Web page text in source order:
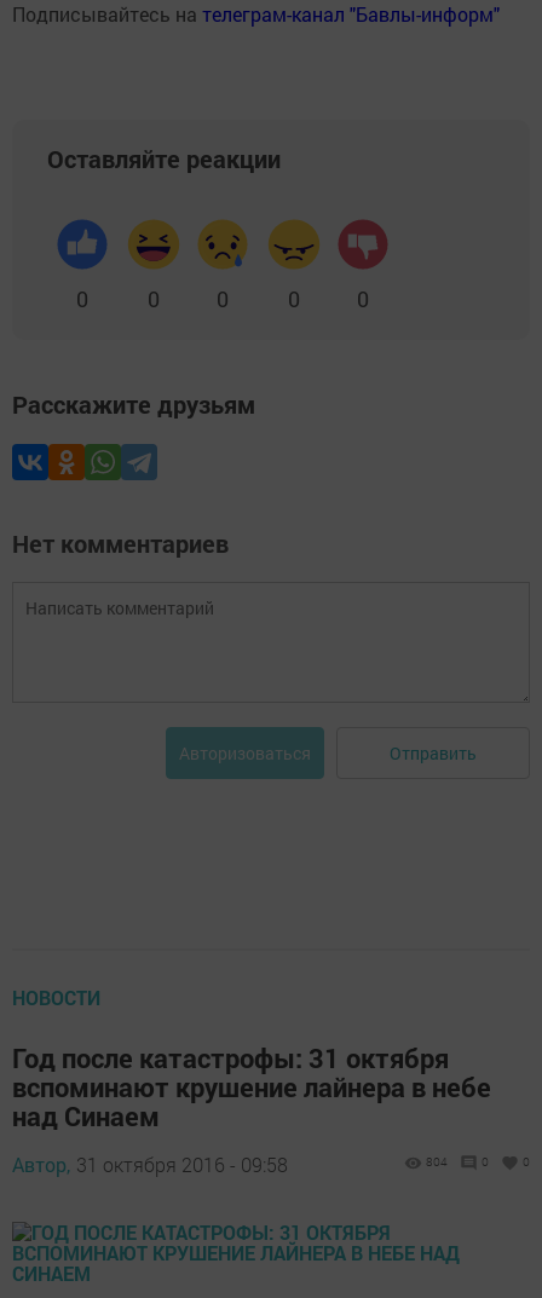
Подписывайтесь на телеграм-канал "Бавлы-информ"
Оставляйте реакции
0 0 0 0 0
Расскажите друзьям
Нет комментариев
Авторизоваться Отправить
НОВОСТИ
Год после катастрофы: 31 октября
вспоминают крушение лайнера в небе
над Синаем
Автор, 31 октября 2016 - 09:58 804 0 0